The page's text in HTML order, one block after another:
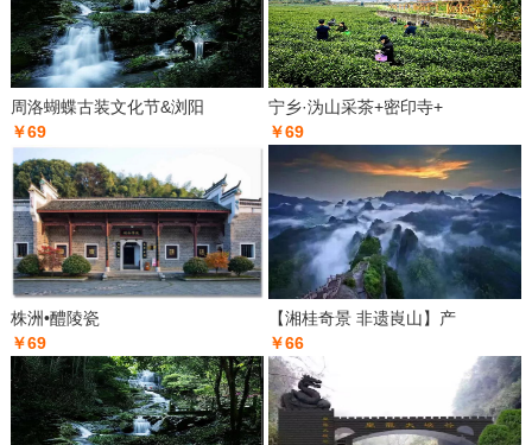
周洛蝴蝶古装文化节&浏阳
￥69
宁乡·沩山采茶+密印寺+
￥69
株洲•醴陵瓷
￥69
【湘桂奇景 非遗崀山】产
￥66